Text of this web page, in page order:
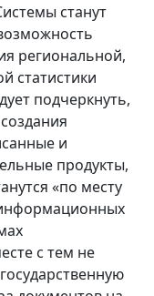
станут
региональной,
статистики
подчеркнуть,
и
продукты,
«по месту
с тем не